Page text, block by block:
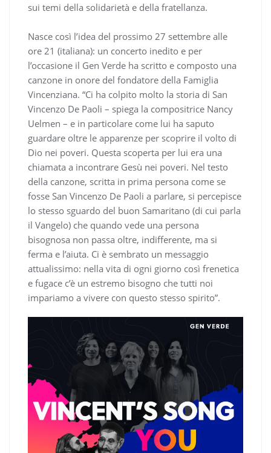
sui temi della solidarietà e della fratellanza.
Nasce così l’idea del prossimo 27 settembre alle
ore 21 (italiana): un concerto inedito e per
l’occasione il Gen Verde ha scritto e composto una
canzone in onore del fondatore della Famiglia
Vincenziana. “Ci ha colpito molto la storia di San
Vincenzo De Paoli – spiega la compositrice Nancy
Uelmen – e in particolare come lui ha saputo
guardare oltre le apparenze per scoprire il volto di
Dio nei poveri. Questa scoperta per lui era una
chiamata a incontrare Gesù nei poveri. Nel testo
della canzone, scritta in prima persona come se
fosse San Vincenzo De Paoli a parlare, si percepisce
lo stesso sguardo del buon Samaritano (di cui parla
il Vangelo) che quando vede una persona
bisognosa non passa oltre, indifferente, ma si
ferma e l’aiuta. Ci è sembrato un messaggio
attualissimo: nella vita di ogni giorno così frenetica
e fugace c’è un estremo bisogno che tutti noi
impariamo a vivere con questo stesso spirito”.